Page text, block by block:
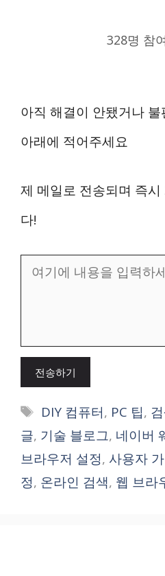
328명 참
아직 해결이 안됐거나
아래에 적어주세요
제 메일로 전송되며 즉
다!
전송하기
태
그
DIY 컴퓨터, PC 팁,
글, 기술 블로그, 네이버
브라우저 설정, 사용자
정, 온라인 검색, 웹 브라